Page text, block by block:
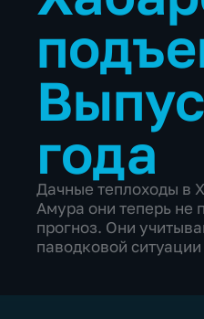
года
Дачные теплоходы в
Амура они теперь не
прогноз. Они
паводковой